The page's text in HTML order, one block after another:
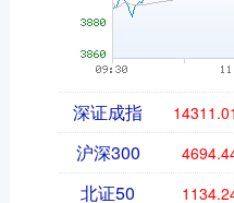
深证成指 14311.01
沪深300
北证50